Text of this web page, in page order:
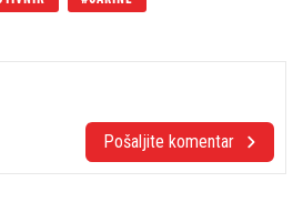
Pošaljite komentar